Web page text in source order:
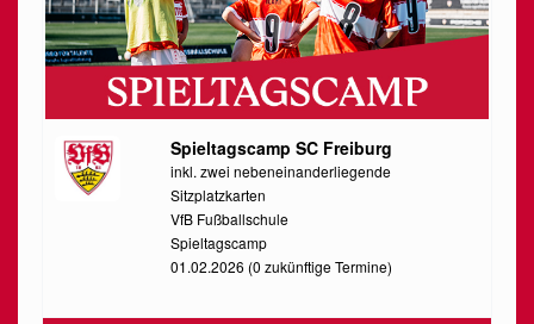
Spieltagscamp SC Freiburg
inkl. zwei nebeneinanderliegende
Sitzplatzkarten
VfB Fußballschule
Spieltagscamp
01.02.2026 (0 zukünftige Termine)